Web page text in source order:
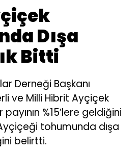
Dışa
Bitti
Derneği Başkanı
ve Milli Hibrit Ayçiçek
%15’lere geldiğini
tohumunda dışa
belirtti.